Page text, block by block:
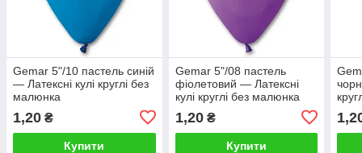
Gemar 5"/10 пастель синій
— Латексні кулі круглі без
малюнка
1,20 ₴
Купити
Gemar 5"/08 пастель
фіолетовий — Латексні
кулі круглі без малюнка
1,20₴
Купити